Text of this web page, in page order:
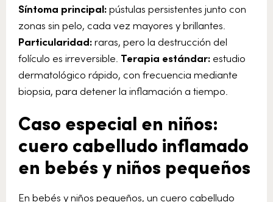
Síntoma principal:pústulas persistentes junto con
zonas sin pelo, cada vez mayores y brillantes.
Particularidad:raras, pero la destrucción del
folículo es irreversible. Terapia estándar: estudio
dermatológico rápido, con frecuencia mediante
biopsia, para detener la inflamación a tiempo.
Caso especial en niños:
cuero cabelludo inflamado
en bebés y niños pequeños
En bebés y niños pequeños, un cuero cabelludo